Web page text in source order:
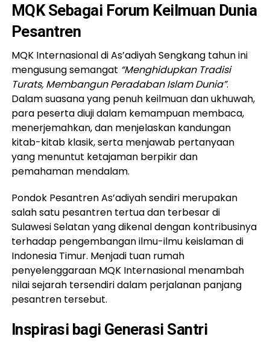
MQK Sebagai Forum Keilmuan Dunia
Pesantren
MQK Internasional di As’adiyah Sengkang tahun ini
mengusung semangat “Menghidupkan Tradisi
Turats, Membangun Peradaban Islam Dunia”.
Dalam suasana yang penuh keilmuan dan ukhuwah,
para peserta diuji dalam kemampuan membaca,
menerjemahkan, dan menjelaskan kandungan
kitab-kitab klasik, serta menjawab pertanyaan
yang menuntut ketajaman berpikir dan
pemahaman mendalam.
Pondok Pesantren As’adiyah sendiri merupakan
salah satu pesantren tertua dan terbesar di
Sulawesi Selatan yang dikenal dengan kontribusinya
terhadap pengembangan ilmu-ilmu keislaman di
Indonesia Timur. Menjadi tuan rumah
penyelenggaraan MQK Internasional menambah
nilai sejarah tersendiri dalam perjalanan panjang
pesantren tersebut.
Inspirasi bagi Generasi Santri